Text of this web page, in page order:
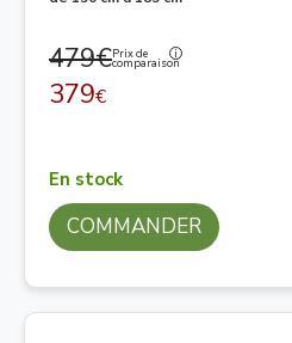
479€Prix de
comparaison
379€
En stock
COMMANDER